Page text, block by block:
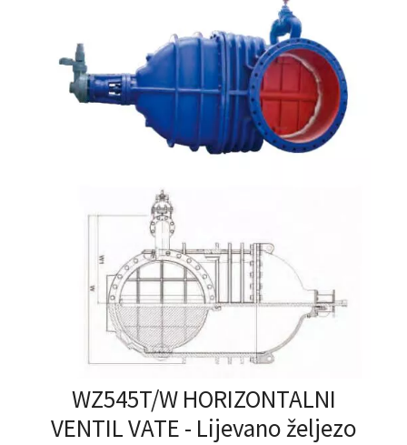
WZ545T/W HORIZONTALNI
VENTIL VATE - Lijevano željezo